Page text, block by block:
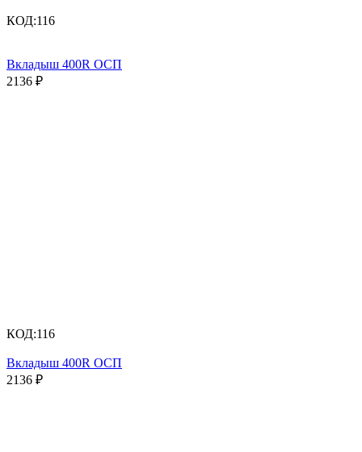
КОД:116
Вкладыш 400R ОСП
2136 ₽
КОД:116
Вкладыш 400R ОСП
2136 ₽